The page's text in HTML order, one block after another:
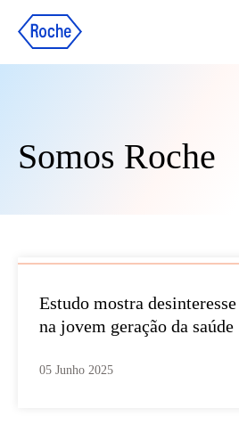
Somos Roche
Estudo mostra
na jovem geração da saúde
05 Junho 2025